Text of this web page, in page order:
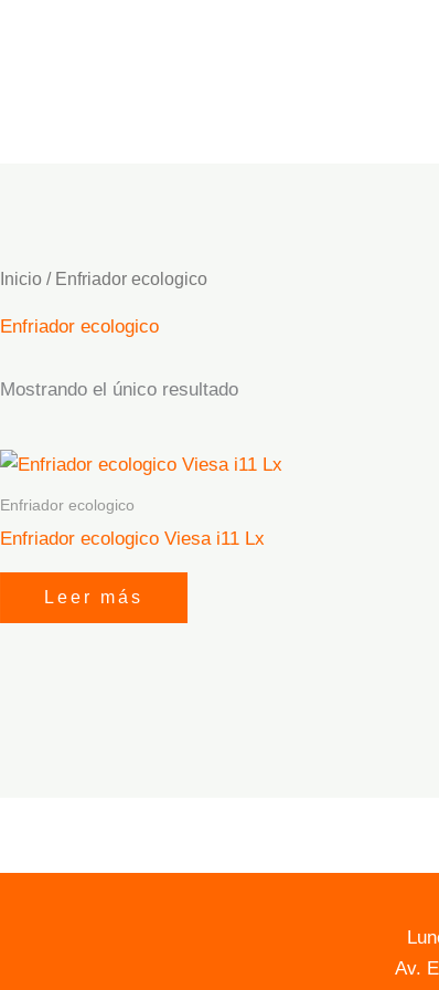
Inicio / Enfriador ecologico
Enfriador ecologico
Mostrando el único resultado
Enfriador ecologico
Enfriador ecologico Viesa i11 Lx
Leer más
Av.